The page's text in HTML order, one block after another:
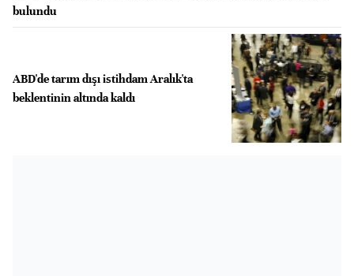
bulundu
ABD'de tarım dışı istihdam Aralık'ta
beklentinin altında kaldı